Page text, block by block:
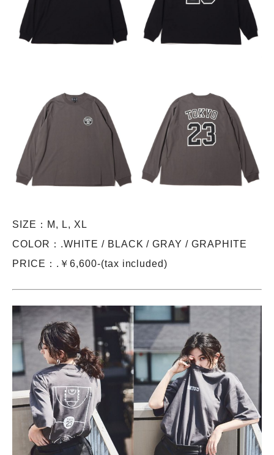
SIZE：M, L, XL
COLOR：.WHITE / BLACK / GRAY / GRAPHITE
PRICE：.￥6,600-(tax included)